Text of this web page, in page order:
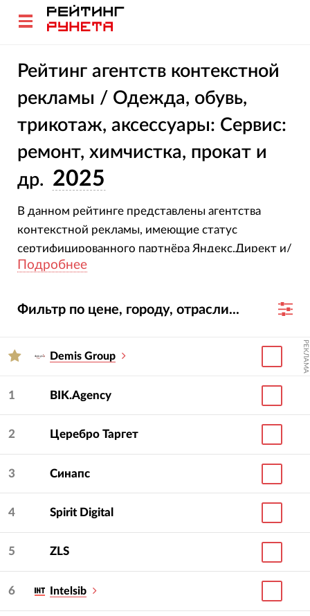
Рейтинг агентств контекстной
рекламы / Одежда, обувь,
трикотаж, аксессуары: Сервис:
ремонт, химчистка, прокат и
др. 2025
В данном рейтинге представлены агентства
контекстной рекламы, имеющие статус
сертифицированного партнёра Яндекс.Директ и/
или Google AdWords.
Подробнее
Фильтр по цене, городу, отрасли...
Demis Group РЕКЛАМА
1 BIK.Agency
2 Церебро Таргет
3 Синапс
4 Spirit Digital
5 ZLS
6 Intelsib